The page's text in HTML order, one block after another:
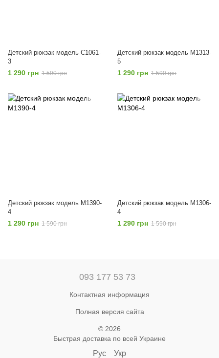
Детский рюкзак модель С1061-
3
1 290 грн 1 590 грн
Детский рюкзак модель M1313-
5
1 290 грн 1 590 грн
Детский рюкзак модель M1390-
4
1 290 грн 1 590 грн
Детский рюкзак модель M1306-
4
1 290 грн 1 590 грн
093 177 53 73
Контактная информация
Полная версия сайта
© 2026
Быстрая доставка по всей Украине
Рус Укр